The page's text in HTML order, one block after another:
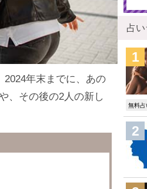
2024年末までに、あの
、その後の2人の新し
占
無料占